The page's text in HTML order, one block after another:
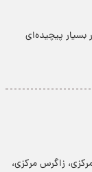
شدن هوا کار بسیار پیچیده‌ای
زاگرس مرکزی،